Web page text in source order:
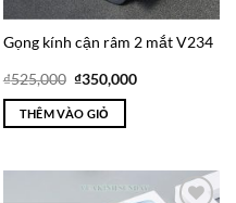
Gọng kính cận râm 2 mắt V234
₫525,000 Giá
là:
₫525,000.
₫350,000Giá
THÊM VÀO GIỎ